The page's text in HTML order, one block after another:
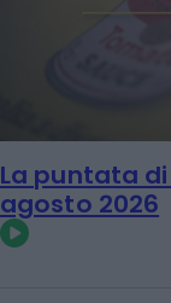
La puntata
agosto 2026